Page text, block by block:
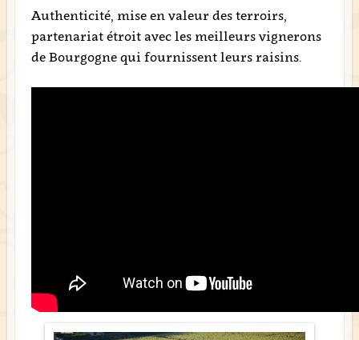
Authenticité, mise en valeur des terroirs,
partenariat étroit avec les meilleurs vignerons
de Bourgogne qui fournissent leurs raisins.